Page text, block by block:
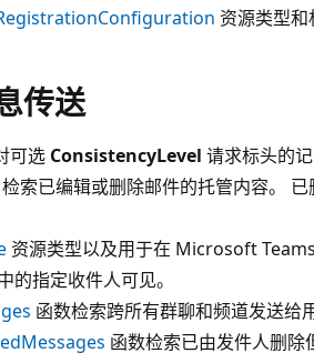
资源类型
传送
可选 ConsistencyLevel 请求标头的
检索已编辑或删除邮件的托管内容。
资源类型以及用于在 Microsoft
的指定收件人可见。
函数检索跨所有群聊和频道发送给
函数检索已由发件人删